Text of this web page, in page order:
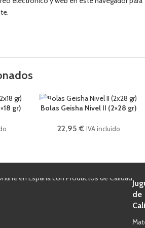
gr) Bolas Geisha Nivel II (2×28 gr)
22,95€ IVA incluido
de